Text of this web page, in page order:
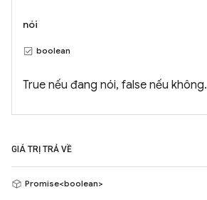
nói
boolean
True nếu đang nói, false nếu không.
GIÁ TRỊ TRẢ VỀ
Promise<boolean>